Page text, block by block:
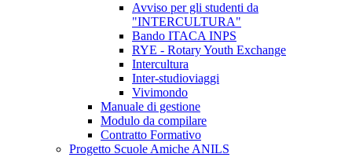
Avviso per gli studenti da
"INTERCULTURA"
Bando ITACA INPS
RYE - Rotary Youth Exchange
Intercultura
Inter-studioviaggi
Vivimondo
Manuale di gestione
Modulo da compilare
Contratto Formativo
Progetto Scuole Amiche ANILS